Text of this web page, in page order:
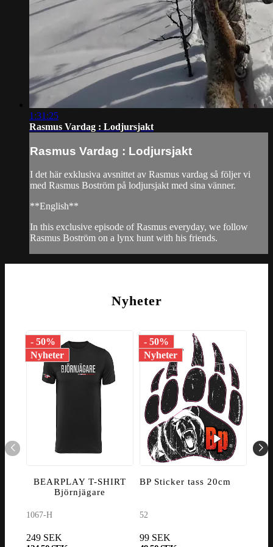
1:31:25
Rasmus Vardag : Lodjursjakt
Rasmus Vardag : Lodjursjakt
I det här exklusiva avsnittet av Rasmus vardag så följer vi
med Rasmus Boström på lodjursjakt med sina vänner.
**English**
In this exclusive episode of Rasmus everyday, we follow
Rasmus Boström on a lynx hunt with his friends.
Nyheter
- 50%
Nyheter
BEARPLAY T-SHIRT
Björnjägare
1067-H
249 SEK
- 50%
Nyheter
BP Sticker tass 20cm
52
99 SEK